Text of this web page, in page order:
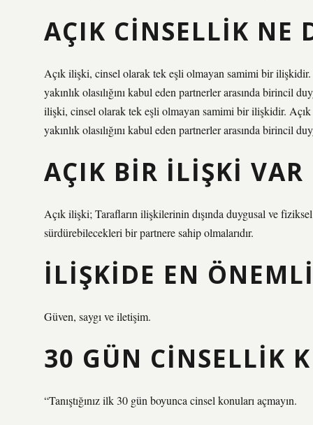
AÇIK CINSELLIK NE
Açık ilişki, cinsel olarak tek eşli olmayan samimi bir
yakınlık olasılığını kabul eden partnerler arasında
ilişki, cinsel olarak tek eşli olmayan samimi bir ilişkidir.
yakınlık olasılığını kabul eden partnerler arasında
AÇIK BIR ILIŞKI VAR
Açık ilişki; Tarafların ilişkilerinin dışında duygusal ve
sürdürebilecekleri bir partnere sahip olmalarıdır.
İLIŞKIDE EN
Güven, saygı ve iletişim.
30 GÜN CINSELLIK
“Tanıştığınız ilk 30 gün boyunca cinsel konuları açmayın.